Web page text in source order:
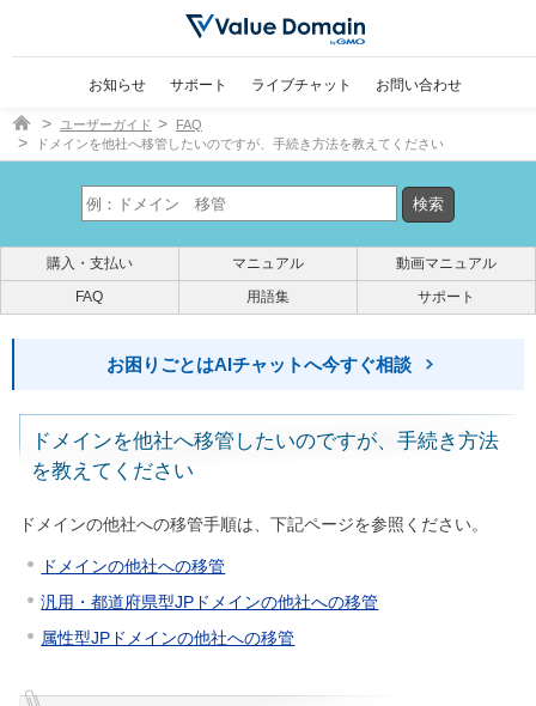
お知らせ サポート ライブチャット お問い合わせ
ドメイン取得ならバリュードメイン
ユーザーガイド
FAQ
ドメインを他社へ移管したいのですが、手続き方法を教えてください
購入・支払い マニュアル
動画マニュアル
FAQ
用語集 サポート
お困りごとはAIチャットへ今すぐ相談
ドメインを他社へ移管したいのですが、手続き方法
を教えてください
ドメインの他社への移管手順は、下記ページを参照ください。
ドメインの他社への移管
汎用・都道府県型JPドメインの他社への移管
属性型JPドメインの他社への移管